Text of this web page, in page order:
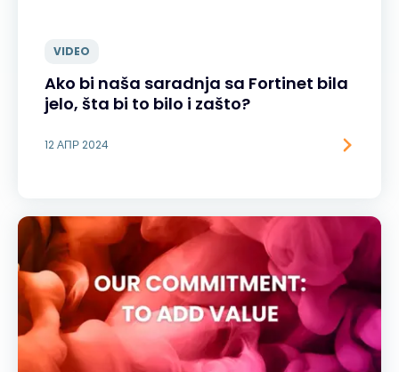
VIDEO
Ako bi naša saradnja sa Fortinet bila
jelo, šta bi to bilo i zašto?
12 АПР 2024